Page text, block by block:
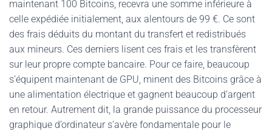
maintenant 100 Bitcoins, recevra une somme inférieure à
celle expédiée initialement, aux alentours de 99 €. Ce sont
des frais déduits du montant du transfert et redistribués
aux mineurs. Ces derniers lisent ces frais et les transfèrent
sur leur propre compte bancaire. Pour ce faire, beaucoup
s’équipent maintenant de GPU, minent des Bitcoins grâce à
une alimentation électrique et gagnent beaucoup d’argent
en retour. Autrement dit, la grande puissance du processeur
graphique d’ordinateur s’avère fondamentale pour le